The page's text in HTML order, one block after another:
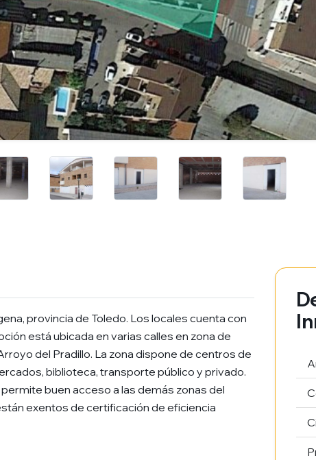
provincia de Toledo. Los locales cuenta con
está ubicada en varias calles en zona de
del Pradillo. La zona dispone de centros de
biblioteca, transporte público y privado.
buen acceso a las demás zonas del
exentos de certificación de eficiencia